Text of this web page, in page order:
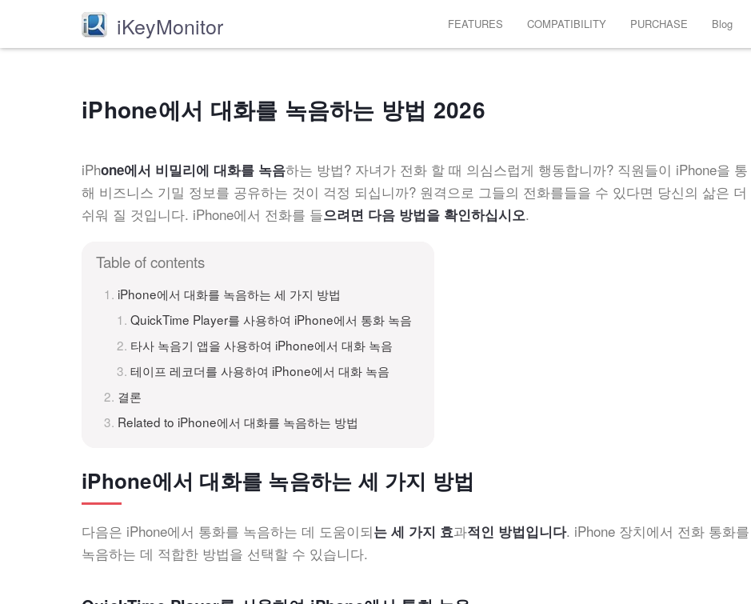
iKeyMonitor FEATURES COMPATIBILITY PURCHASE Blog
iPhone에서 대화를 녹음하는 방법 2026
iPhone에서 비밀리에 대화를 녹음하는 방법? 자녀가 전화 할 때 의심스럽게 행동합니까? 직원들이 iPhone을 통
해 비즈니스 기밀 정보를 공유하는 것이 걱정 되십니까? 원격으로 그들의 전화를들을 수 있다면 당신의 삶은 더
쉬워 질 것입니다. iPhone에서 전화를 들으려면 다음 방법을 확인하십시오.
Table of contents
iPhone에서 대화를 녹음하는 세 가지 방법
QuickTime Player를 사용하여 iPhone에서 통화 녹음
타사 녹음기 앱을 사용하여 iPhone에서 대화 녹음
테이프 레코더를 사용하여 iPhone에서 대화 녹음
결론
Related to iPhone에서 대화를 녹음하는 방법
iPhone에서 대화를 녹음하는 세 가지 방법
다음은 iPhone에서 통화를 녹음하는 데 도움이되는 세 가지 효과적인 방법입니다. iPhone 장치에서 전화 통화를
녹음하는 데 적합한 방법을 선택할 수 있습니다.